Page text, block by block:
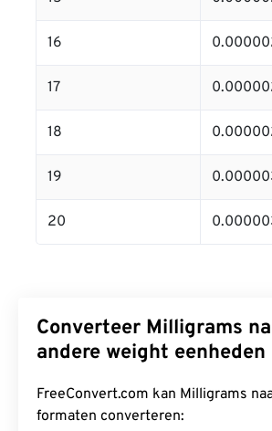
16
17
18
19
20
Converteer Milligrams
andere weight eenheden
FreeConvert.com kan Milligrams
formaten converteren: